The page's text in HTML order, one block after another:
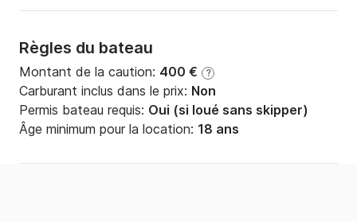
Règles du bateau
Montant de la caution: 400 € ?
Carburant inclus dans le prix: Non
Permis bateau requis: Oui (si loué sans skipper)
Âge minimum pour la location: 18 ans